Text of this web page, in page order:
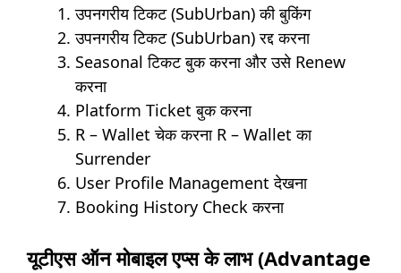
उपनगरीय टिकट (SubUrban) की बुकिंग
उपनगरीय टिकट (SubUrban) रद्द करना
Seasonal टिकट बुक करना और उसे Renew
करना
Platform Ticket बुक करना
R – Wallet चेक करना R – Wallet का
Surrender
User Profile Management देखना
Booking History Check करना
यूटीएस ऑन मोबाइल एप्स के लाभ (Advantage